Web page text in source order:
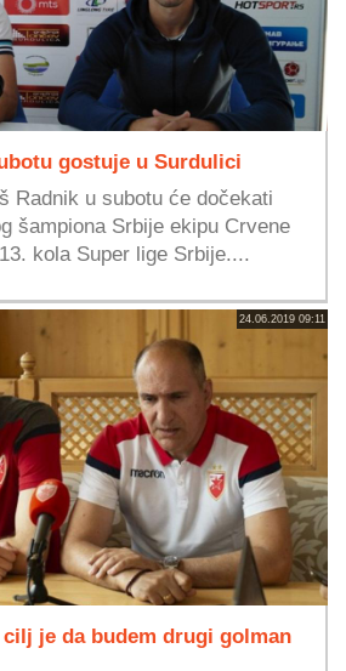
gostuje u Surdulici
Radnik u subotu će dočekati
šampiona Srbije ekipu Crvene
kola Super lige Srbije....
24.06.2019 09:11
je da budem drugi golman